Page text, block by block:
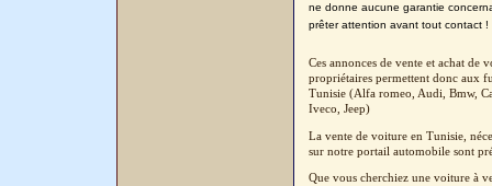
ne donne aucune garantie
prêter attention avant tout contact !
Ces annonces de vente et achat de
propriétaires permettent donc aux
Tunisie (Alfa romeo, Audi, Bmw,
Iveco, Jeep)
La vente de voiture en Tunisie,
sur notre portail automobile sont
Que vous cherchiez une voiture à